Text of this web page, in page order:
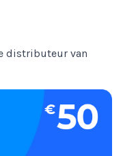
distributeur van